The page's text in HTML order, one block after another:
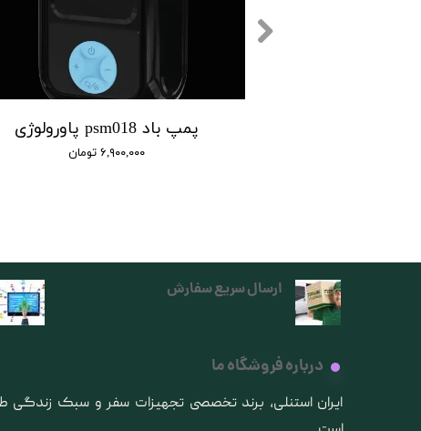
پمپ باد psm018 پاورولوژی
۶,۹۰۰,۰۰۰ تومان
ارسال سریع سفارش
درباره فروشگاه ما
​ایران استنلی، برند تخصصی تجهیزات سفر و سبک